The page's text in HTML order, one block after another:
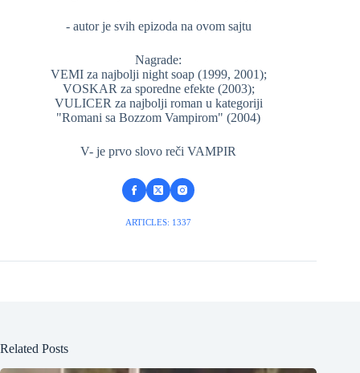
- autor je svih epizoda na ovom sajtu
Nagrade:
VEMI za najbolji night soap (1999, 2001);
VOSKAR za sporedne efekte (2003);
VULICER za najbolji roman u kategoriji
"Romani sa Bozzom Vampirom" (2004)
V- je prvo slovo reči VAMPIR
ARTICLES: 1337
Related Posts